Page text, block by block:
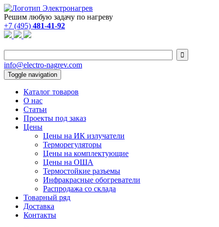
Решим любую задачу по нагреву
+7 (495) 481-41-92

info@electro-nagrev.com
Toggle navigation
Каталог товаров
О нас
Статьи
Проекты под заказ
Цены
Цены на ИК излучатели
Терморегуляторы
Цены на комплектующие
Цены на ОША
Термостойкие разъемы
Инфракрасные обогреватели
Распродажа со склада
Товарный ряд
Доставка
Контакты